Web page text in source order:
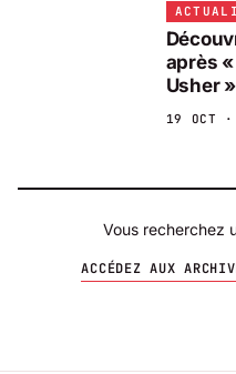
après
Usher
19 OCT
Vous recherchez
ACCÉDEZ AUX